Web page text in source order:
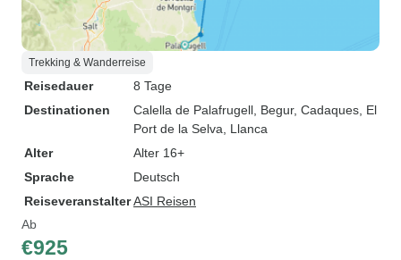
Trekking & Wanderreise
Reisedauer
8 Tage
Destinationen
Calella de Palafrugell , Begur, Cadaques , El
Port de la Selva , Llanca
Alter
Alter 16+
Sprache
Deutsch
ReiseveranstalterASI Reisen
Ab
€925